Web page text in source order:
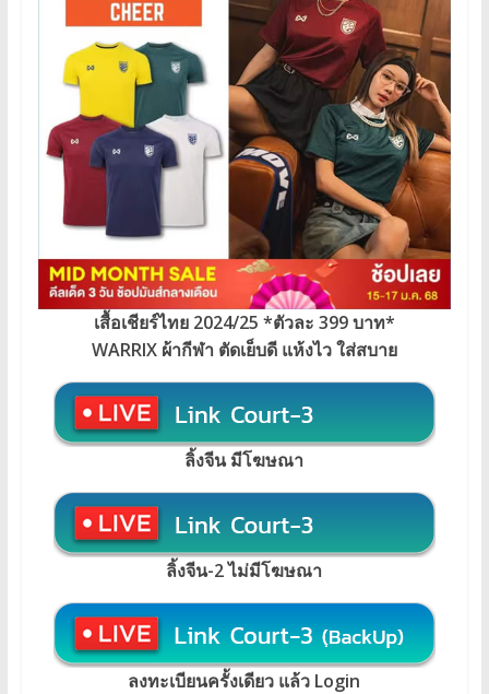
เสื้อเชียร์ไทย 2024/25 *ตัวละ 399 บาท*
WARRIX ผ้ากีฬา ตัดเย็บดี แห้งไว ใส่สบาย
ลิ้งจีน มีโฆษณา
ลิ้งจีน-2 ไม่มีโฆษณา
ลงทะเบียนครั้งเดียว แล้ว Login